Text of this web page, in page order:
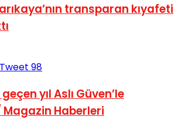
transparan kıyafeti
Tweet 98
geçen yıl Aslı Güven’le
Haberleri